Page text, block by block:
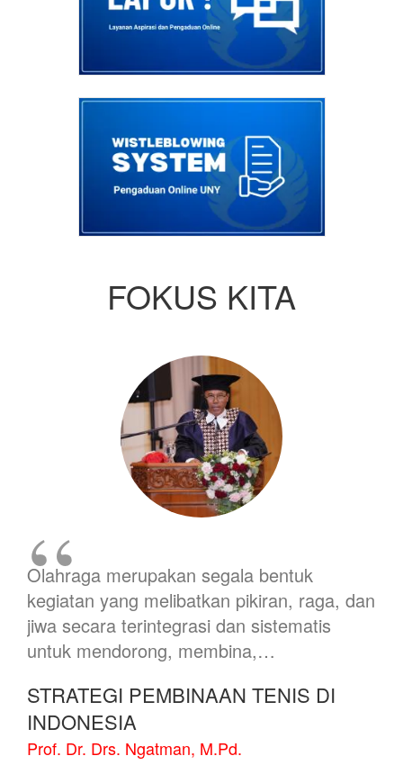
FOKUS KITA
Olahraga merupakan segala bentuk
kegiatan yang melibatkan pikiran, raga, dan
jiwa secara terintegrasi dan sistematis
untuk mendorong, membina,…
STRATEGI PEMBINAAN TENIS DI
INDONESIA
Prof. Dr. Drs. Ngatman, M.Pd.